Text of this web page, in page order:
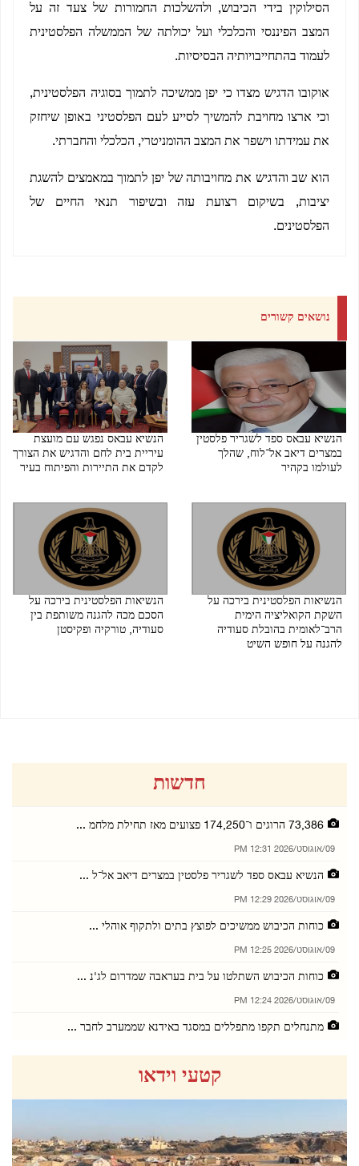
הסילוקין בידי הכיבוש, ולהשלכות החמורות של צעד זה על
המצב הפיננסי והכלכלי ועל יכולתה של הממשלה הפלסטינית
לעמוד בהתחייבויותיה הבסיסיות.
אוקובו הדגיש מצדו כי יפן ממשיכה לתמוך בסוגיה הפלסטינית,
וכי ארצו מחויבת להמשיך לסייע לעם הפלסטיני באופן שיחזק
את עמידתו וישפר את המצב ההומניטרי, הכלכלי והחברתי.
הוא שב והדגיש את מחויבותה של יפן לתמוך במאמצים להשגת
יציבות, בשיקום רצועת עזה ובשיפור תנאי החיים של
הפלסטינים.
נושאים קשורים
הנשיא עבאס ספד לשגריר פלסטין
במצרים דיאב אל־לוח, שהלך
לעולמו בקהיר
הנשיא עבאס נפגש עם מועצת
עיריית בית לחם והדגיש את הצורך
לקדם את התיירות והפיתוח בעיר
הנשיאות הפלסטינית בירכה על
השקת הקואליציה הימית
הרב־לאומית בהובלת סעודיה
להגנה על חופש השיט
הנשיאות הפלסטינית בירכה על
הסכם מכה להגנה משותפת בין
סעודיה, טורקיה ופקיסטן
חדשות
73,386 הרוגים ו־174,250 פצועים מאז תחילת מלחמ ...
09/אוגוסט/2026 12:31 PM
הנשיא עבאס ספד לשגריר פלסטין במצרים דיאב אל־ל ...
09/אוגוסט/2026 12:29 PM
כוחות הכיבוש ממשיכים לפוצץ בתים ולתקוף אוהלי ...
09/אוגוסט/2026 12:25 PM
כוחות הכיבוש השתלטו על בית בעראבה שמדרום לג'נ ...
09/אוגוסט/2026 12:24 PM
מתנחלים תקפו מתפללים במסגד באידנא שממערב לחבר ...
כוחות הכיבוש פלשו לכובר שמצפון לרמאללה
08/אוגוסט/2026 09:18 PM
15 תושבים נפגעו משאיפת גז בעימותים עם כוחות ה ...
08/אוגוסט/2026 09:16 PM
קטעי וידאו